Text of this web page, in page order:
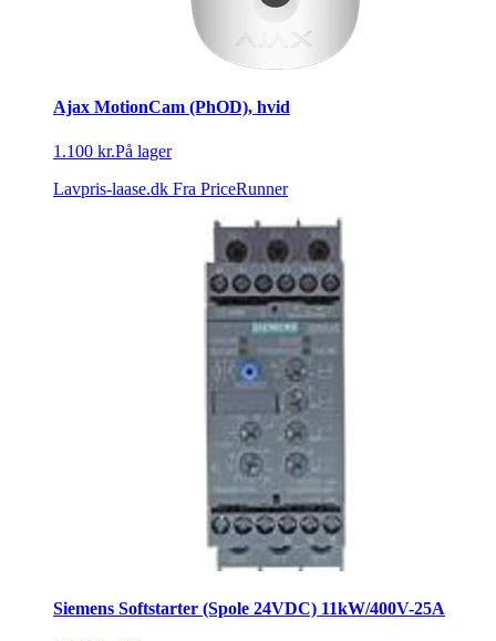
Ajax MotionCam (PhOD), hvid
1.100 kr.På lager
Lavpris-laase.dk Fra PriceRunner
Siemens Softstarter (Spole 24VDC) 11kW/400V-25A